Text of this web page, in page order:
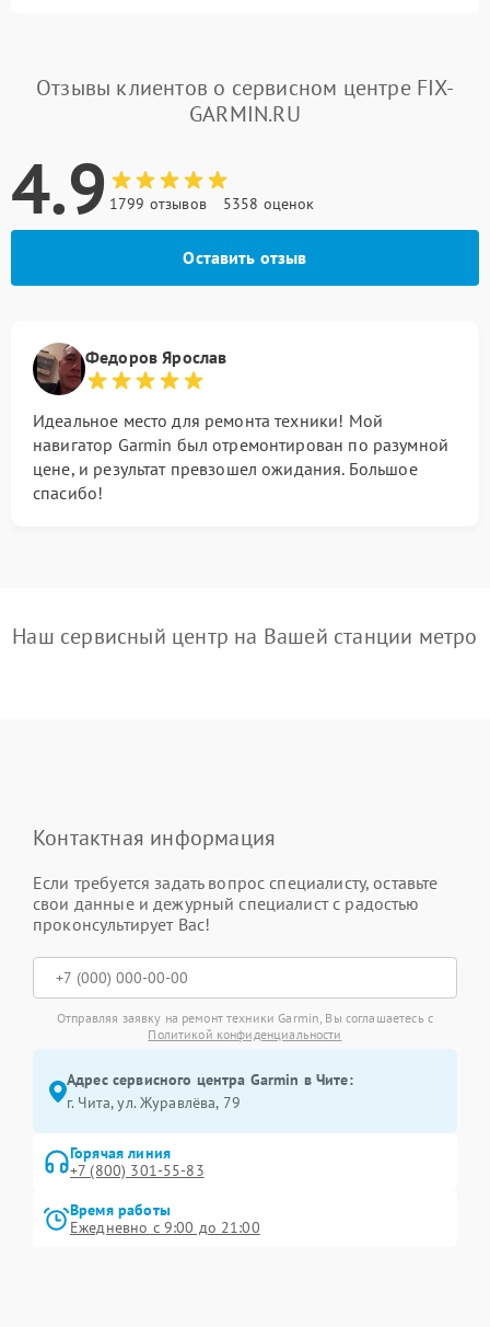
Отзывы клиентов о сервисном центре FIX-
GARMIN.RU
4.9 1799 отзывов 5358 оценок
Оставить отзыв
Федоров Ярослав
Идеальное место для ремонта техники! Мой
навигатор Garmin был отремонтирован по разумной
цене, и результат превзошел ожидания. Большое
спасибо!
Наш сервисный центр на Вашей станции метро
Контактная информация
Если требуется задать вопрос специалисту, оставьте
свои данные и дежурный специалист с радостью
проконсультирует Вас!
Отправляя заявку на ремонт техники Garmin, Вы соглашаетесь с
Политикой конфиденциальности
Адрес сервисного центра Garmin в Чите:
г. Чита, ул. Журавлёва, 79
Горячая линия
+7 (800) 301-55-83
Время работы
Ежедневно с 9:00 до 21:00